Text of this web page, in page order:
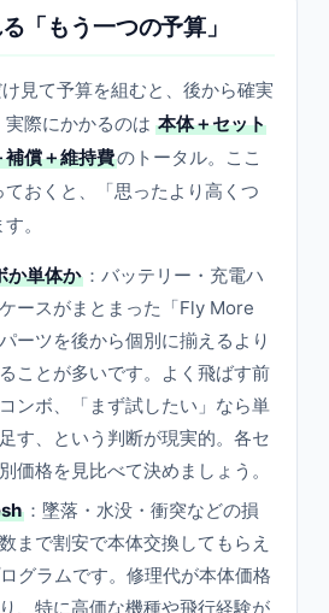
「もう一つの予算」
見て予算を組むと、後から確実
際にかかるのは 本体＋セット
償＋維持費のトータル。ここ
おくと、「思ったより高くつ
。
か単体か ：バッテリー・充電ハ
ースがまとまった「Fly More
ーツを後から個別に揃えるより
ことが多いです。よく飛ばす前
ンボ、「まず試したい」なら単
す、という判断が現実的。各セ
価格を見比べて決めましょう。
：墜落・水没・衝突などの損
まで割安で本体交換してもらえ
グラムです。修理代が本体価格
、特に高価な機種や飛行経験が